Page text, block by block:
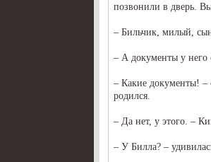
позвонили в дверь.
– Бильчик, милый,
– А документы у него
– Какие документы! –
родился.
– Да нет, у этого. –
– У Билла? –